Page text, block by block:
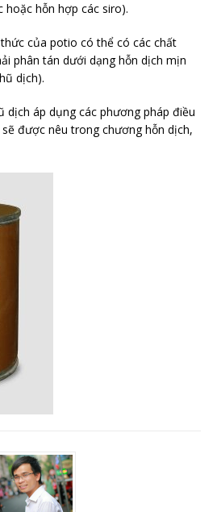
hỗn hợp các siro).
của potio có thể có các chất
phân tán dưới dạng hỗn dịch mịn
dịch).
dịch áp dụng các phương pháp điều
được nêu trong chương hỗn dịch,